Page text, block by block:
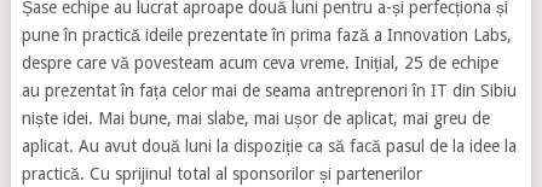
Șase echipe au lucrat aproape două luni pentru a-și perfecționa și
pune în practică ideile prezentate în prima fază a Innovation Labs,
despre care vă povesteam acum ceva vreme. Inițial, 25 de echipe
au prezentat în fața celor mai de seama antreprenori în IT din Sibiu
niște idei. Mai bune, mai slabe, mai ușor de aplicat, mai greu de
aplicat. Au avut două luni la dispoziție ca să facă pasul de la idee la
practică. Cu sprijinul total al sponsorilor și partenerilor